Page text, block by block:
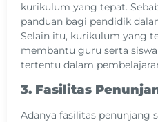
kurikulum yang tepat.
panduan bagi pendidik
Selain itu, kurikulum yang
membantu guru serta
tertentu dalam
3. Fasilitas
Adanya fasilitas penunjang